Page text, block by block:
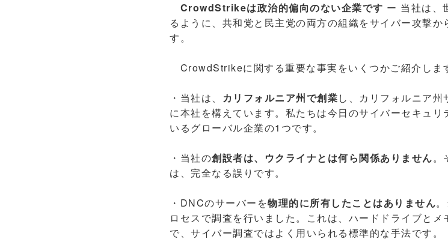
CrowdStrikeは政治的偏向のない企業です ー 当社は、
るように、共和党と民主党の両方の組織をサイバー攻撃
す。
CrowdStrikeに関する重要な事実をいくつかご紹介しま
・当社は、 カリフォルニア州で創業し、カリフォルニア
に本社を構えています。私たちは今日のサイバーセキュ
いるグローバル企業の1つです。
・当社の創設者は、ウクライナとは何ら関係ありません。
は、完全なる誤りです。
・DNCのサーバーを物理的に所有したことはありません
ロセスで調査を行いました。これは、ハードドライブと
で、サイバー調査ではよく用いられる標準的な手法です。